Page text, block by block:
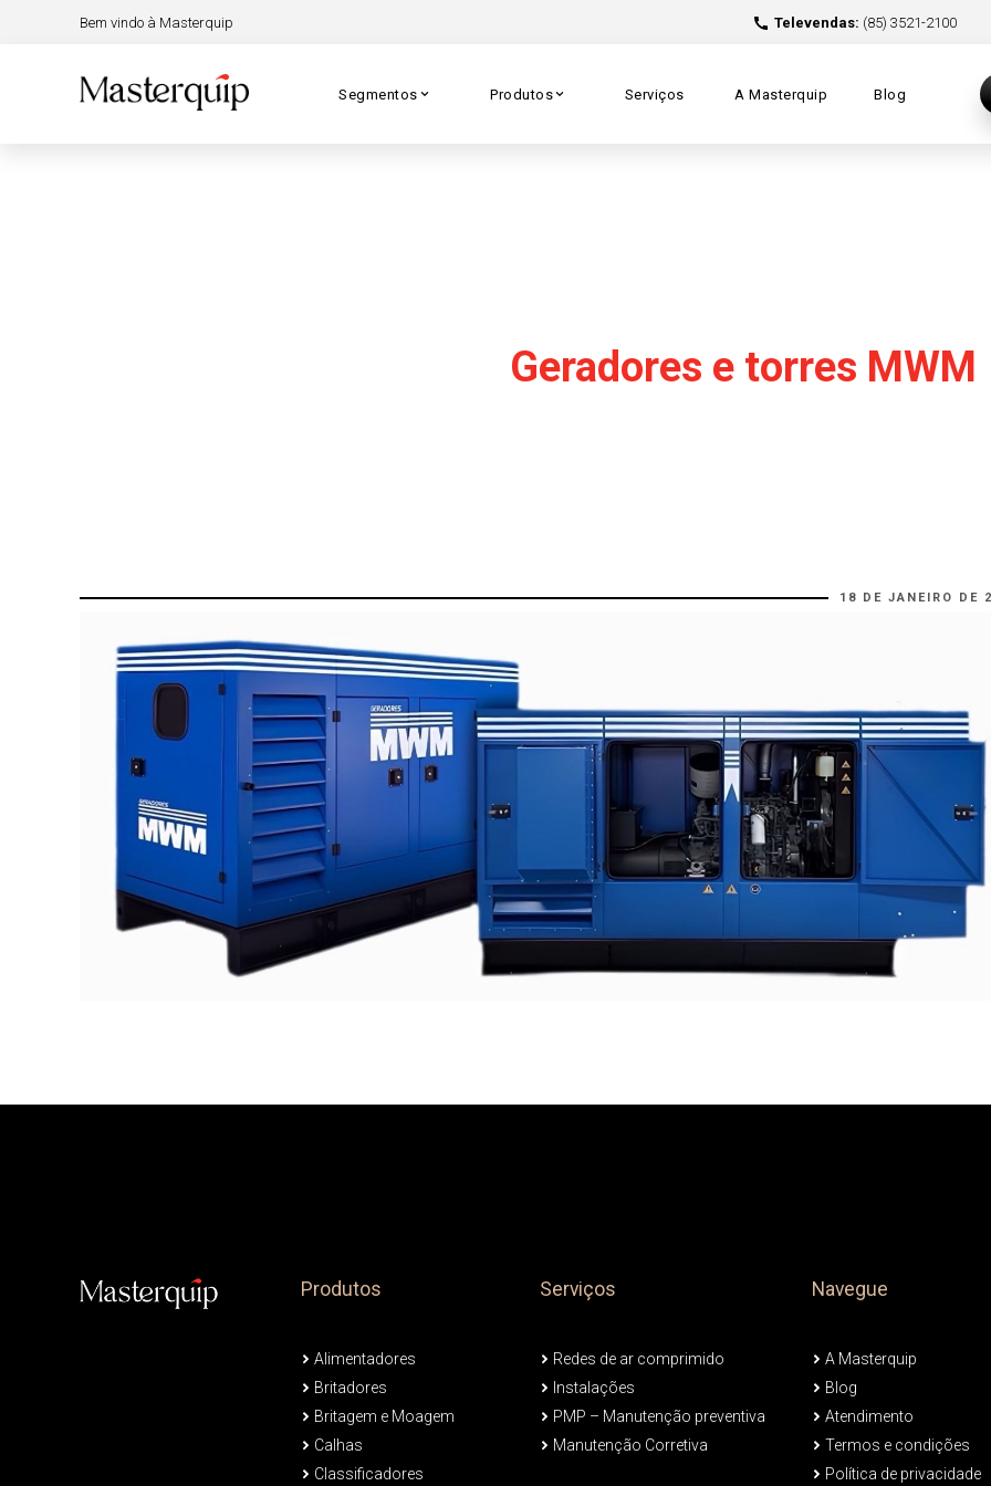
Bem vindo à Masterquip Televendas: (85) 3521-2100
Segmentos Produtos Serviços A Masterquip Blog
Geradores e torres MWM
18 DE JANEIRO DE
Produtos
Alimentadores
Britadores
Britagem e Moagem
Calhas
Classificadores
Serviços
Redes de ar comprimido
Instalações
PMP – Manutenção preventiva
Manutenção Corretiva
Navegue
A Masterquip
Blog
Atendimento
Termos e condições
Política de privacidade